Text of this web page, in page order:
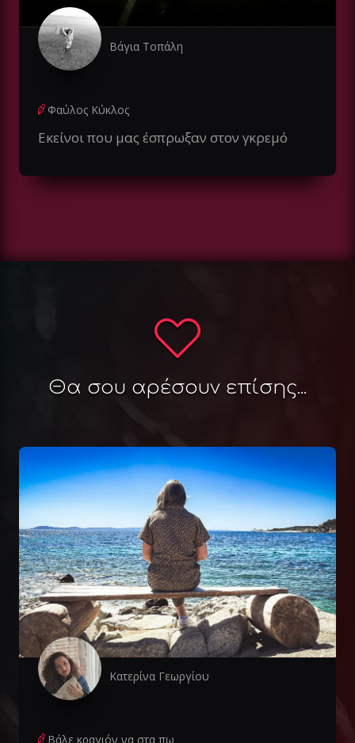
Βάγια Τοπάλη
Φαύλος Κύκλος
Εκείνοι που μας έσπρωξαν στον γκρεμό
Θα σου αρέσουν επίσης...
Κατερίνα Γεωργίου
Βάλε κραγιόν να στα πω